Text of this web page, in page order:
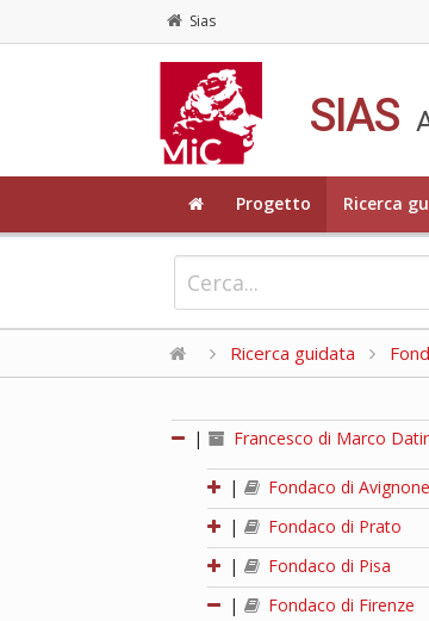
Sias
SIAS
Progetto Ricerca
Ricerca guidata
| Francesco di Marco
|
Fondaco di Avignone
|
Fondaco di Prato
|
Fondaco di Pisa
|
Fondaco di Firenze